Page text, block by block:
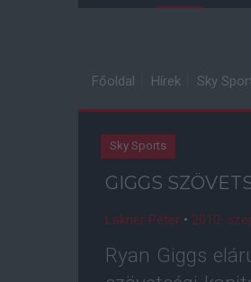
Főoldal Hírek Sky
Sky Sports
GIGGS
Lakner Péter • 2010.
Ryan Giggs